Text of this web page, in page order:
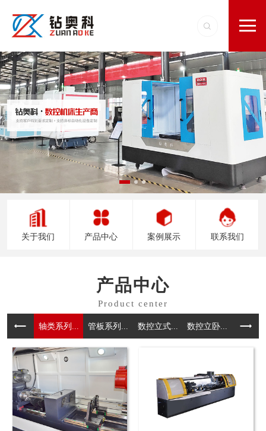
关于我们 产品中心 案例展示 联系我们
产品中心
轴类系列... 管板系列... 数控⽴式... 数控立卧... 三轴系